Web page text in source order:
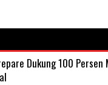
Dukung 100 Persen